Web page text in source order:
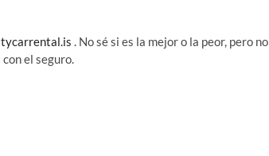
. No sé si es la mejor o la peor, pero no
el seguro.